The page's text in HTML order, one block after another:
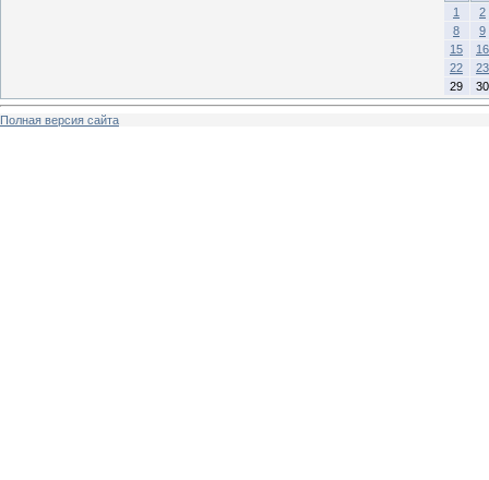
1
2
8
9
15
16
22
23
29
30
Полная версия сайта